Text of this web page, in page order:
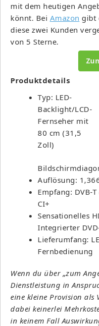
mit dem heutigen
könnt. Bei Amazon gibt
diese zwei Kunden
von 5 Sterne.
Produktdetails
Typ: LED-
Backlight/LCD-
Fernseher mit
80 cm (31,5
Zoll)
Auflösung:
Empfang: DVB-
CI+
Sensationelles
Integrierter
Lieferumfang:
Fernbedienung
Wenn du über „zum
Dienstleistung in
eine kleine Provision als
dabei keinerlei
in keinem Fall